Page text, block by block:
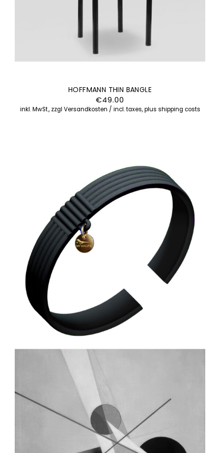
HOFFMANN THIN BANGLE
€49.00
inkl. MwSt., zzgl Versandkosten / incl. taxes, plus shipping costs